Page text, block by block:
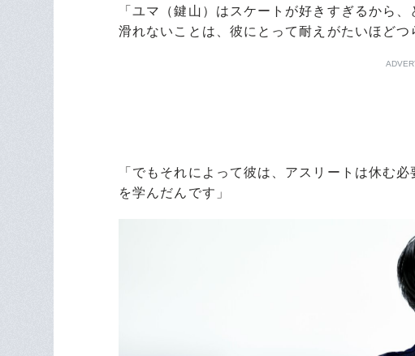
「ユマ（鍵山）はスケートが好きすぎるから
滑れないことは、彼にとって耐えがたいほど
「でもそれによって彼は、アスリートは休む
を学んだんです」